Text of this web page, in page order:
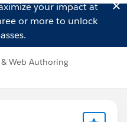
your impact at
or more to unlock
Web Authoring